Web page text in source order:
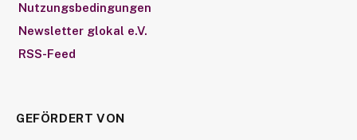
Nutzungsbedingungen
Newsletter glokal e.V.
RSS-Feed
GEFÖRDERT VON